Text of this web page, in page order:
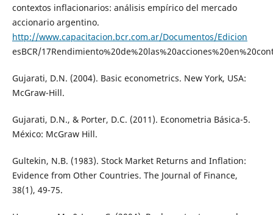
contextos inflacionarios: análisis empírico del mercado
accionario argentino.
http://www.capacitacion.bcr.com.ar/Documentos/Edicion
esBCR/
Gujarati, D.N. (2004). Basic econometrics. New York, USA:
McGraw-Hill.
Gujarati, D.N., & Porter, D.C. (2011). Econometria Básica-5.
México: McGraw Hill.
Gultekin, N.B. (1983). Stock Market Returns and Inflation:
Evidence from Other Countries. The Journal of Finance,
38(1), 49-75.